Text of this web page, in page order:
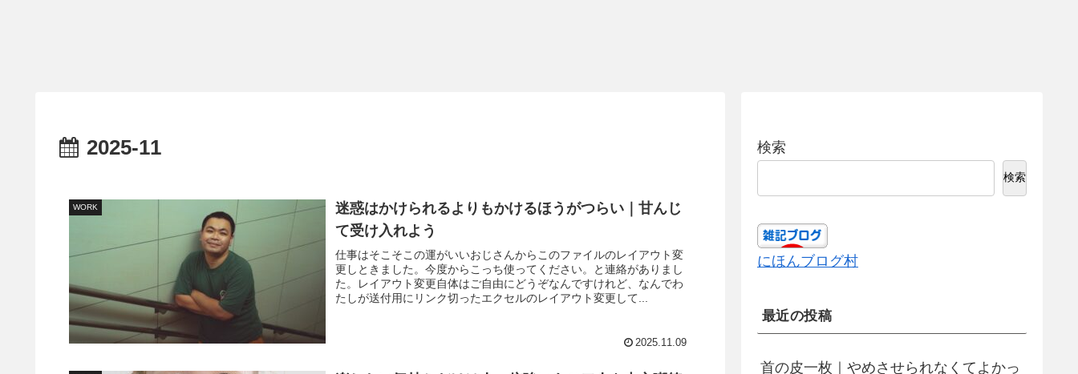
2025-11
WORK
迷惑はかけられるよりもかけるほうがつらい｜甘んじ
て受け入れよう
仕事はそこそこの運がいいおじさんからこのファイルのレイアウト変
更しときました。今度からこっち使ってください。と連絡がありまし
た。レイアウト変更自体はご自由にどうぞなんですけれど、なんでわ
たしが送付用にリンク切ったエクセルのレイアウト変更して...
2025.11.09
検索
検索
にほんブログ村
最近の投稿
首の皮一枚｜やめさせられなくてよかっ